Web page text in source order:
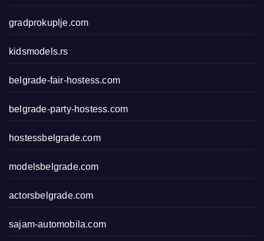
gradprokuplje.com
kidsmodels.rs
belgrade-fair-hostess.com
belgrade-party-hostess.com
hostessbelgrade.com
modelsbelgrade.com
actorsbelgrade.com
sajam-automobila.com